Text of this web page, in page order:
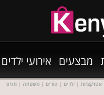
מבצעים אירועי ילדים
אטרקציות | ילדים | הורים | משפחה | חגים